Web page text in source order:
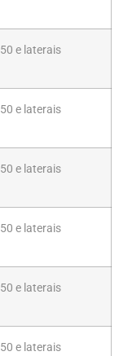
e laterais
e laterais
e laterais
e laterais
e laterais
e laterais